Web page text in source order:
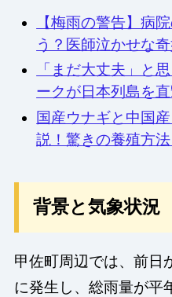
【梅雨の警告】病
う？医師泣かせな
「まだ大丈夫」と
ークが日本列島を直
国産ウナギと中国
説！驚きの養殖方
背景と気象状況
甲佐町周辺では、前日
に発生し、総雨量が平